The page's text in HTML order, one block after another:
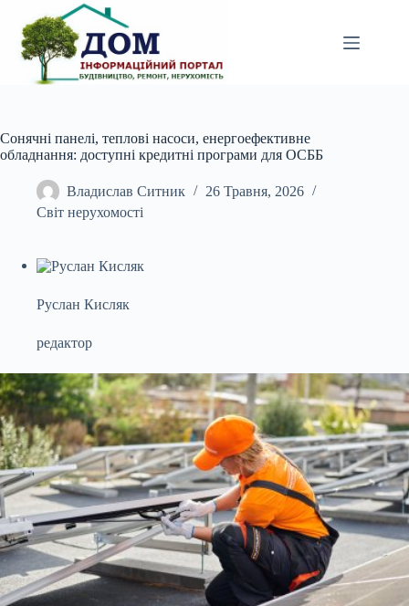
вмісту
Сонячні панелі, теплові насоси, енергоефективне
обладнання: доступні кредитні програми для ОСББ
Владислав Ситник
26 Травня, 2026
Світ нерухомості
Руслан Кисляк
редактор